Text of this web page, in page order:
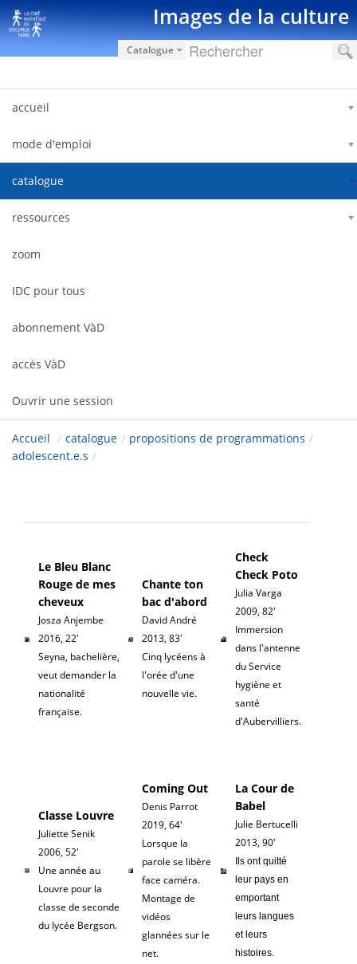
Saut au contenu Images de la culture
Catalogue
accueil
mode d'emploi
catalogue
ressources
zoom
IDC pour tous
abonnement VàD
accès VàD
Ouvrir une session
Accueil / catalogue / propositions de programmations /
adolescent.e.s /
Le Bleu Blanc
Rouge de mes
cheveux
Josza Anjembe
2016, 22'
Seyna, bachelière,
veut demander la
nationalité
française.
Chante ton
bac d'abord
David André
2013, 83'
Cinq lycéens à
l'orée d'une
nouvelle vie.
Check
Check Poto
Julia Varga
2009, 82'
Immersion
dans l'antenne
du Service
hygiène et
santé
d'Aubervilliers.
Classe Louvre
Juliette Senik
2006, 52'
Une année au
Louvre pour la
classe de seconde
du lycée Bergson.
Coming Out
Denis Parrot
2019, 64'
Lorsque la
parole se libère
face caméra.
Montage de
vidéos
glannées sur le
net.
La Cour de
Babel
Julie Bertucelli
2013, 90'
Ils ont quitté
leur pays en
emportant
leurs langues
et leurs
histoires.